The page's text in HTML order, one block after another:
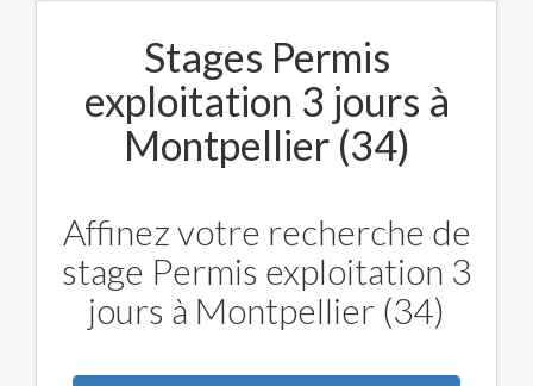
Stages Permis
exploitation 3 jours à
Montpellier (34)
Affinez votre recherche de
stage Permis exploitation 3
jours à Montpellier (34)